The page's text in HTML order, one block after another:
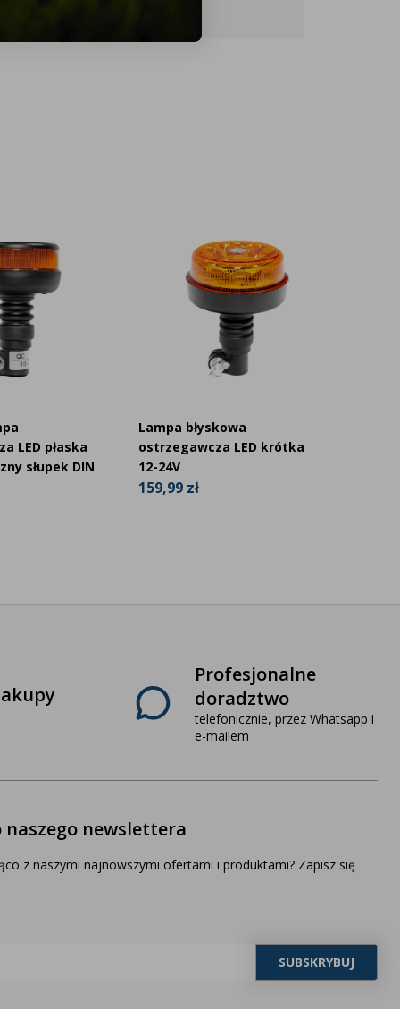
LED płaska
słupek DIN
Lampa błyskowa
ostrzegawcza LED krótka
12-24V
159,99 zł
Profesjonalne
doradztwo
telefonicznie, przez Whatsapp i
e-mailem
naszego newslettera
z naszymi najnowszymi ofertami i produktami? Zapisz się